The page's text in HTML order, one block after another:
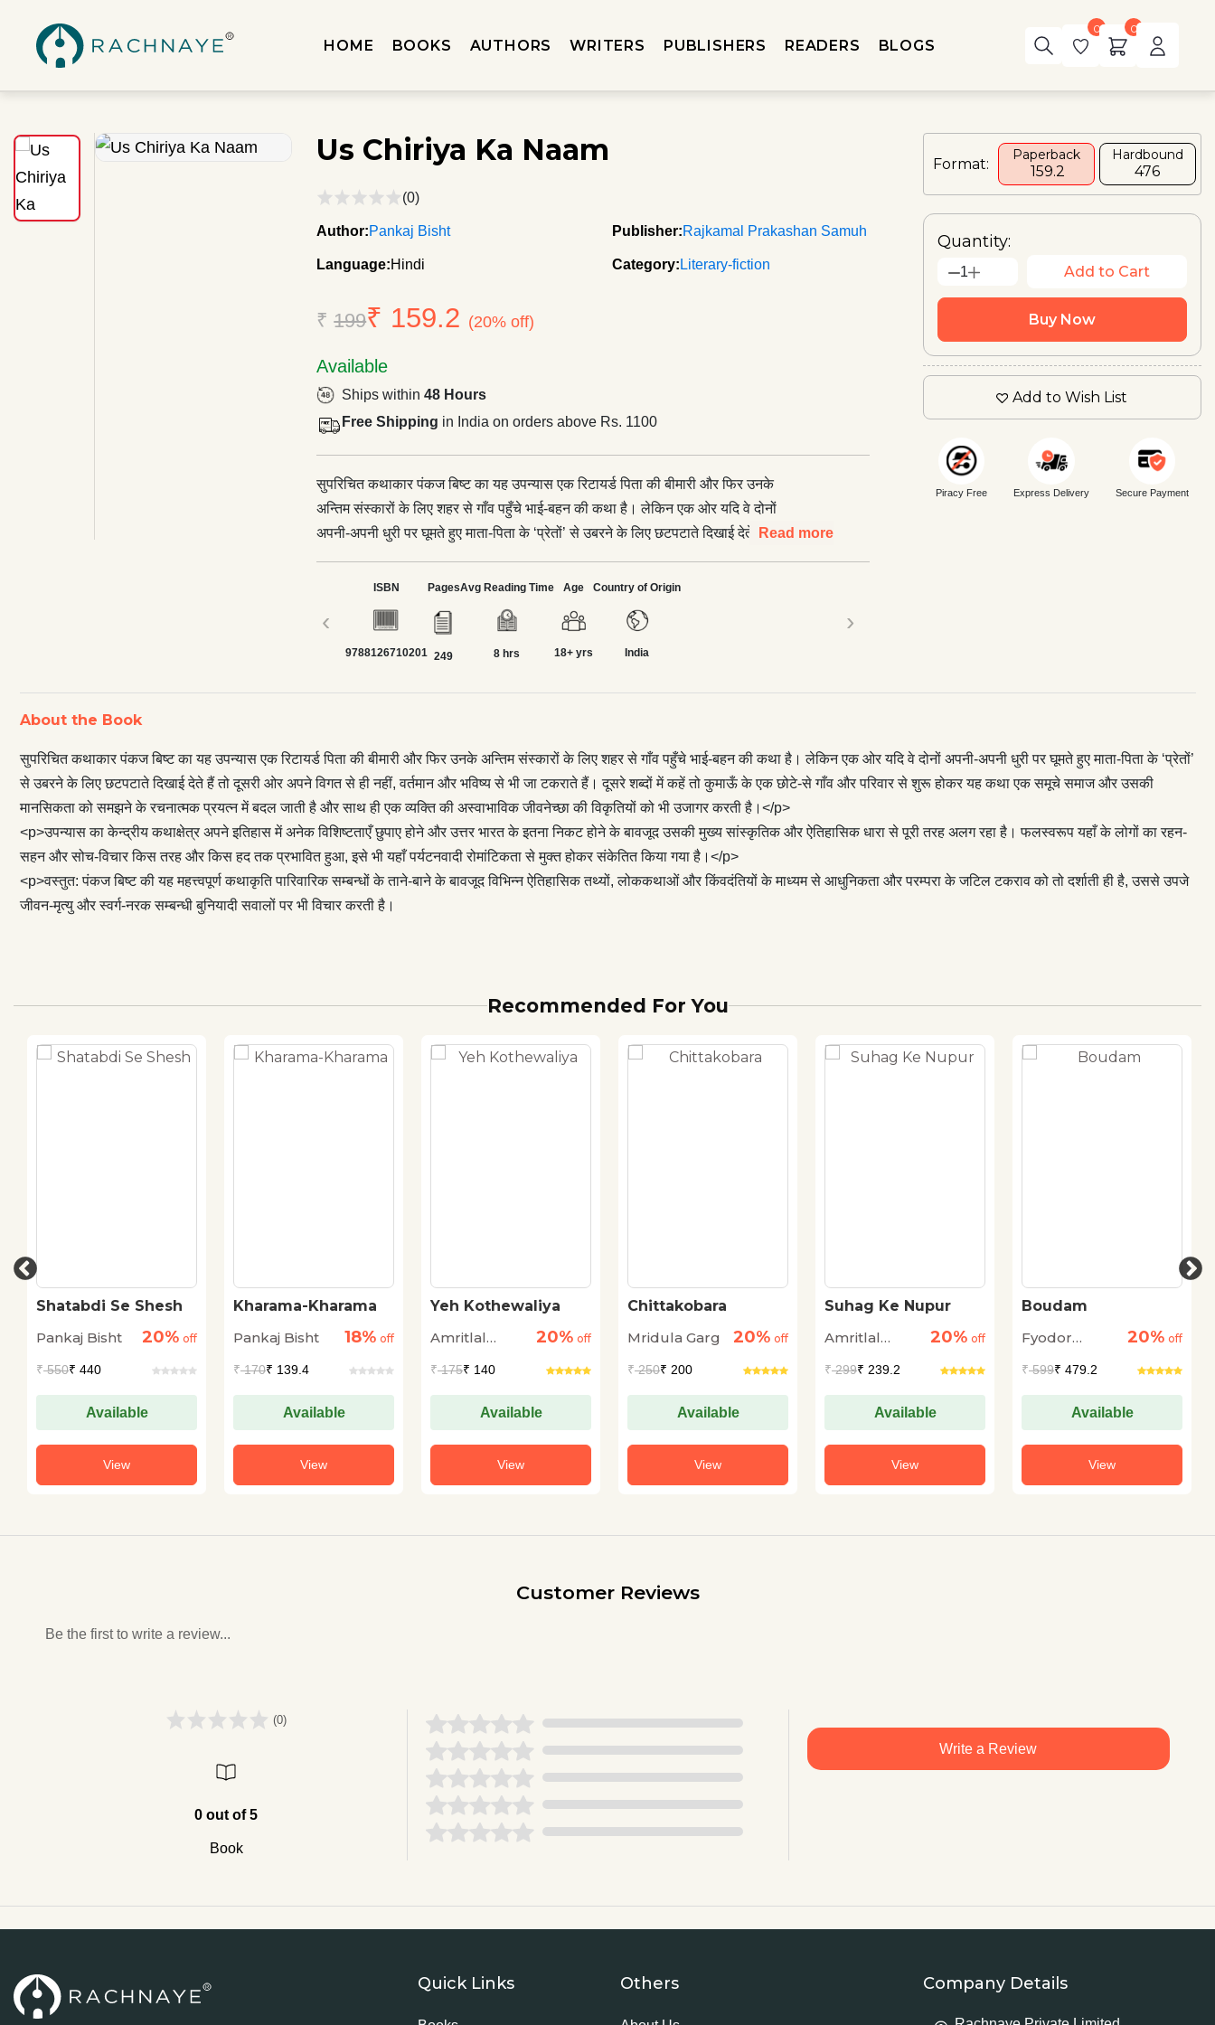
HOME BOOKS AUTHORS WRITERS PUBLISHERS READERS BLOGS
0 0
Us Chiriya Ka Naam
(0)
Author:Pankaj Bisht Publisher:Rajkamal Prakashan Samuh
Language:Hindi Category: Literary-fiction
₹199₹ 159.2 (20% off)
Available
Ships within48 Hours
Free Shipping in India on orders above Rs. 1100
सुपरिचित कथाकार पंकज बिष्ट का यह उपन्यास एक रिटायर्ड पिता की बीमारी और फिर उनके
अन्तिम संस्कारों के लिए शहर से गाँव पहुँचे भाई-बहन की कथा है। लेकिन एक ओर यदि वे दोनों
अपनी-अपनी धुरी पर घूमते हुए माता-पिता के ‘प्रेतों’ से उबरने के लिए छटपटाते दिखाई देते हैं तो
कुमाऊँ के एक छोटे-से गाँव और परिवार से शुरू होकर यह कथा एक समूचे समाज और उसकी
मानसिकता को समझने के रचनात्मक प्रयत्न में बदल जाती है और साथ ही एक व्यक्ति की
अस्वाभाविक जीवनेच्छा की विकृतियों को भी उजागर करती है।</p> <p>उपन्यास का केन्द्रीय
कथाक्षेत्र अपने इतिहास में अनेक विशिष्टताएँ छुपाए होने और उत्तर भारत के इतना निकट होने के
बिष्ट की यह महत्त्वपूर्ण कथाकृति पारिवारिक सम्बन्धों के ताने-बाने के बावजूद विभिन्न ऐतिहासिक
तथ्यों, लोककथाओं और किंवदंतियों के माध्यम से आधुनिकता और परम्परा के जटिल टकराव को
तो दर्शाती ही है, उससे उपजे जीवन-मृत्यु और स्वर्ग-नरक सम्बन्धी बुनियादी सवालों पर भी विचार
करती है।
Read more
‹
ISBN
9788126710201
Pages
249
Avg Reading Time
8 hrs
Age
18+ yrs
Country of Origin
India
›
Format:
Paperback
₹ 159.2
Hardbound
₹476
Quantity:
1 Add to Cart
Buy Now
Add to Wish List
Piracy Free Express Delivery Secure Payment
About the Book
सुपरिचित कथाकार पंकज बिष्ट का यह उपन्यास एक रिटायर्ड पिता की बीमारी और फिर उनके अन्तिम संस्कारों के लिए शहर से गाँव पहुँचे भाई-बहन की कथा है। लेकिन एक ओर यदि वे दोनों अपनी-अपनी धुरी पर घूमते हुए माता-पिता के ‘प्रेतों’
से उबरने के लिए छटपटाते दिखाई देते हैं तो दूसरी ओर अपने विगत से ही नहीं, वर्तमान और भविष्य से भी जा टकराते हैं। दूसरे शब्दों में कहें तो कुमाऊँ के एक छोटे-से गाँव और परिवार से शुरू होकर यह कथा एक समूचे समाज और उसकी
मानसिकता को समझने के रचनात्मक प्रयत्न में बदल जाती है और साथ ही एक व्यक्ति की अस्वाभाविक जीवनेच्छा की विकृतियों को भी उजागर करती है।</p>
<p>उपन्यास का केन्द्रीय कथाक्षेत्र अपने इतिहास में अनेक विशिष्टताएँ छुपाए होने और उत्तर भारत के इतना निकट होने के बावजूद उसकी मुख्य सांस्कृतिक और ऐतिहासिक धारा से पूरी तरह अलग रहा है। फलस्वरूप यहाँ के लोगों का रहन-
सहन और सोच-विचार किस तरह और किस हद तक प्रभावित हुआ, इसे भी यहाँ पर्यटनवादी रोमांटिकता से मुक्त होकर संकेतित किया गया है।</p>
<p>वस्तुत: पंकज बिष्ट की यह महत्त्वपूर्ण कथाकृति पारिवारिक सम्बन्धों के ताने-बाने के बावजूद विभिन्न ऐतिहासिक तथ्यों, लोककथाओं और किंवदंतियों के माध्यम से आधुनिकता और परम्परा के जटिल टकराव को तो दर्शाती ही है, उससे उपजे
जीवन-मृत्यु और स्वर्ग-नरक सम्बन्धी बुनियादी सवालों पर भी विचार करती है।
Recommended For You
Shatabdi Se Shesh
Pankaj Bisht
20% off
₹550₹ 440
Available
View
Kharama-Kharama
Pankaj Bisht
18% off
₹170₹ 139.4
Available
View
Yeh Kothewaliya
Amritlal
20% off
₹175₹ 140
Available
View
Chittakobara
Mridula Garg
20% off
₹250₹ 200
Available
View
Suhag Ke Nupur
Amritlal
20% off
₹299₹ 239.2
Available
View
Boudam
Fyodor
20% off
₹599₹ 479.2
Available
View
Customer Reviews
Be the first to write a review...
(0)
0 out of 5
Book
Write a Review
Quick Links Others Company Details